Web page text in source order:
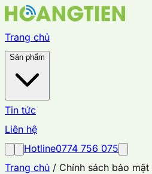
Chuyển đến nội dung chính
Trang chủ
Sản phẩm
Tin tức
Liên hệ
Hotline0774 756 075
Trang chủ / Chính sách bảo